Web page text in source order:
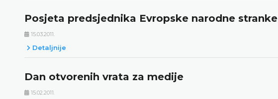
Posjeta predsjednika Evropske narodne stranke
15.03.2011.
Detaljnije
Dan otvorenih vrata za medije
15.02.2011.